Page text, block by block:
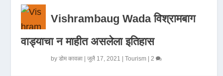
Vishrambaug Wada विश्रामबाग
वाड्याचा न माहीत असलेला इतिहास
byडोम कावळा |जुलै 17, 2021 |Tourism |2